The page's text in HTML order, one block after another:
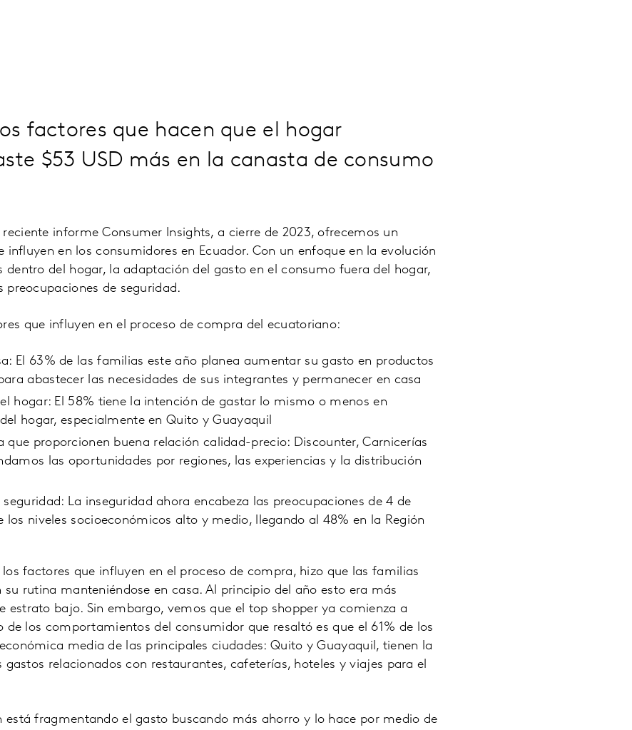
factores que hacen que el hogar
$53 USD más en la canasta de consumo
informe Consumer Insights, a cierre de 2023, ofrecemos un
influyen en los consumidores en Ecuador. Con un enfoque en la evolución
dentro del hogar, la adaptación del gasto en el consumo fuera del hogar,
preocupaciones de seguridad.
que influyen en el proceso de compra del ecuatoriano:
El 63% de las familias este año planea aumentar su gasto en productos
abastecer las necesidades de sus integrantes y permanecer en casa
hogar: El 58% tiene la intención de gastar lo mismo o menos en
hogar, especialmente en Quito y Guayaquil
que proporcionen buena relación calidad-precio: Discounter, Carnicerías
las oportunidades por regiones, las experiencias y la distribución
seguridad: La inseguridad ahora encabeza las preocupaciones de 4 de
los niveles socioeconómicos alto y medio, llegando al 48% en la Región
factores que influyen en el proceso de compra, hizo que las familias
rutina manteniéndose en casa. Al principio del año esto era más
estrato bajo. Sin embargo, vemos que el top shopper ya comienza a
de los comportamientos del consumidor que resaltó es que el 61% de los
media de las principales ciudades: Quito y Guayaquil, tienen la
relacionados con restaurantes, cafeterías, hoteles y viajes para el
está fragmentando el gasto buscando más ahorro y lo hace por medio de